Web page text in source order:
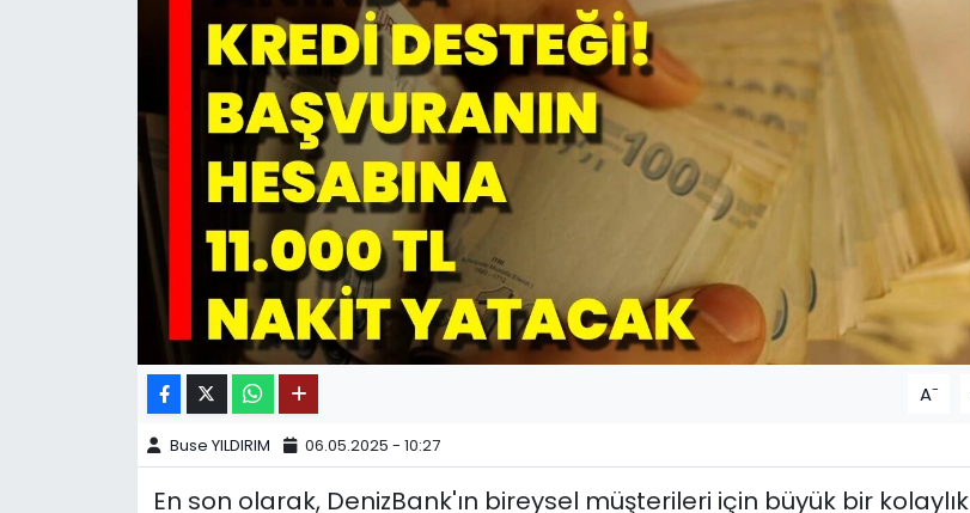
A-
Buse YILDIRIM 06.05.2025 - 10:27
En son olarak, DenizBank'ın bireysel müşterileri için büyük bir kolaylık